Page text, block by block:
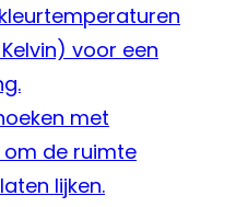
voor een
met
de ruimte
lijken.